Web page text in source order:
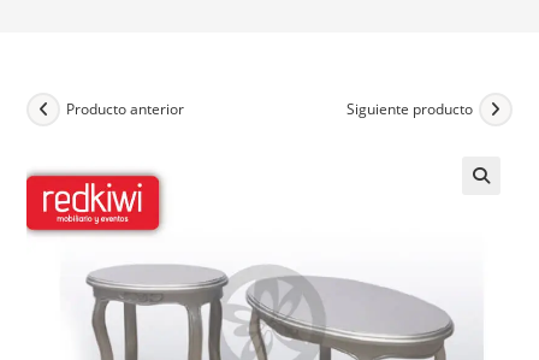
Producto anterior Siguiente producto